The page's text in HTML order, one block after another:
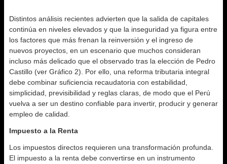
Distintos análisis recientes advierten que la salida de capitales
continúa en niveles elevados y que la inseguridad ya figura entre
los factores que más frenan la reinversión y el ingreso de
nuevos proyectos, en un escenario que muchos consideran
incluso más delicado que el observado tras la elección de Pedro
Castillo (ver Gráfico 2). Por ello, una reforma tributaria integral
debe combinar suficiencia recaudatoria con estabilidad,
simplicidad, previsibilidad y reglas claras, de modo que el Perú
vuelva a ser un destino confiable para invertir, producir y generar
empleo de calidad.
Impuesto a la Renta
Los impuestos directos requieren una transformación profunda.
El impuesto a la renta debe convertirse en un instrumento